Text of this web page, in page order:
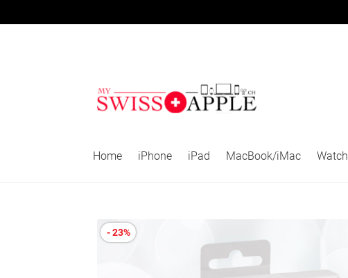
Aller
à
Aller
au
Home iPhone iPad MacBook/iMac Watch
- 23%